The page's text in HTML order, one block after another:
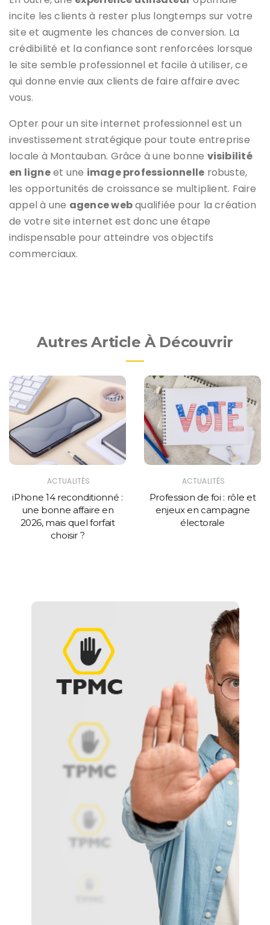
incite les clients à rester plus longtemps sur votre
site et augmente les chances de conversion. La
crédibilité et la confiance sont renforcées lorsque
le site semble professionnel et facile à utiliser, ce
qui donne envie aux clients de faire affaire avec
vous.
Opter pour un site internet professionnel est un
investissement stratégique pour toute entreprise
locale à Montauban. Grâce à une bonne visibilité
en ligneet une image professionnelle robuste,
les opportunités de croissance se multiplient. Faire
appel à une agence webqualifiée pour la création
de votre site internet est donc une étape
indispensable pour atteindre vos objectifs
commerciaux.
Autres Article À Découvrir
ACTUALITÉS
iPhone 14 reconditionné :
une bonne affaire en
2026, mais quel forfait
choisir ?
ACTUALITÉS
Profession de foi : rôle et
enjeux en campagne
électorale